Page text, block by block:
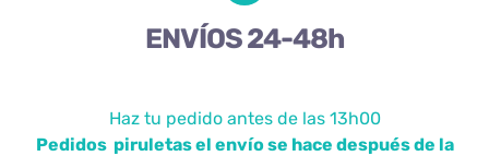
ENVÍOS 24-48h
Haz tu pedido antes de las 13h00
Pedidos piruletas el envío se hace después de la